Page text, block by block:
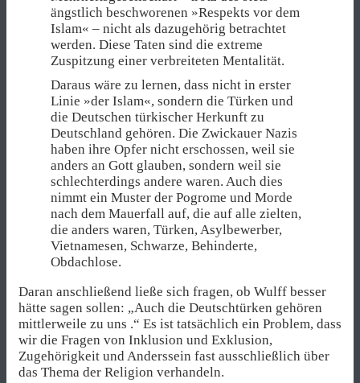
ängstlich beschworenen »Respekts vor dem
Islam« – nicht als dazugehörig betrachtet
werden. Diese Taten sind die extreme
Zuspitzung einer verbreiteten Mentalität.
Daraus wäre zu lernen, dass nicht in erster
Linie »der Islam«, sondern die Türken und
die Deutschen türkischer Herkunft zu
Deutschland gehören. Die Zwickauer Nazis
haben ihre Opfer nicht erschossen, weil sie
anders an Gott glauben, sondern weil sie
schlechterdings andere waren. Auch dies
nimmt ein Muster der Pogrome und Morde
nach dem Mauerfall auf, die auf alle zielten,
die anders waren, Türken, Asylbewerber,
Vietnamesen, Schwarze, Behinderte,
Obdachlose.
Daran anschließend ließe sich fragen, ob Wulff besser
hätte sagen sollen: „Auch die Deutschtürken gehören
mittlerweile zu uns .“ Es ist tatsächlich ein Problem, dass
wir die Fragen von Inklusion und Exklusion,
Zugehörigkeit und Anderssein fast ausschließlich über
das Thema der Religion verhandeln.